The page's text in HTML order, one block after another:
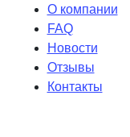
О компании
FAQ
Новости
Отзывы
Контакты